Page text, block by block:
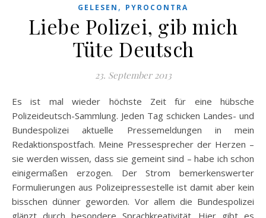
GELESEN , PYROCONTRA
Liebe Polizei, gib mich
Tüte Deutsch
23. September 2013
Es ist mal wieder höchste Zeit für eine hübsche
Polizeideutsch-Sammlung. Jeden Tag schicken Landes- und
Bundespolizei aktuelle Pressemeldungen in mein
Redaktionspostfach. Meine Pressesprecher der Herzen –
sie werden wissen, dass sie gemeint sind – habe ich schon
einigermaßen erzogen. Der Strom bemerkenswerter
Formulierungen aus Polizeipressestelle ist damit aber kein
bisschen dünner geworden. Vor allem die Bundespolizei